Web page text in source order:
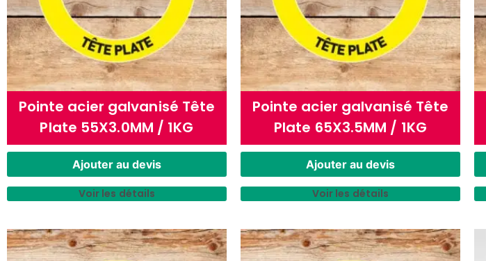
Pointe acier galvanisé Tête
Plate 55X3.0MM / 1KG
Ajouter au devis
Voir les détails
Pointe acier galvanisé Tête
Plate 65X3.5MM / 1KG
Ajouter au devis
Voir les détails